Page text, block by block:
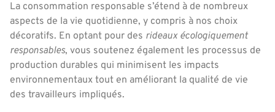
La consommation responsable s’étend à de nombreux
aspects de la vie quotidienne, y compris à nos choix
décoratifs. En optant pour des rideaux écologiquement
responsables, vous soutenez également les processus de
production durables qui minimisent les impacts
environnementaux tout en améliorant la qualité de vie
des travailleurs impliqués.